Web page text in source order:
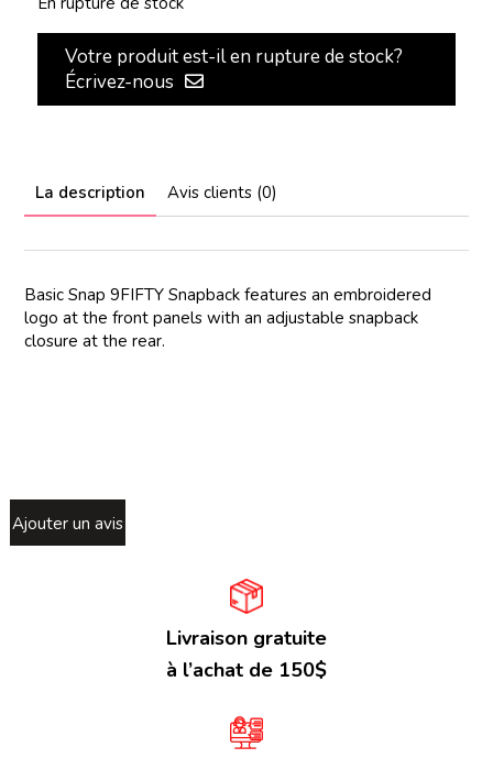
Votre produit est-il en rupture de stock?
Écrivez-nous
La description Avis clients (0)
Basic Snap 9FIFTY Snapback features an embroidered
logo at the front panels with an adjustable snapback
closure at the rear.
Ajouter un avis
Livraison gratuite
à l’achat de 150$